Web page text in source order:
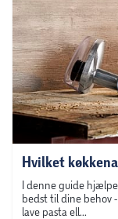
Hvilket
I denne guide
bedst til dine behov
lave pasta ell...